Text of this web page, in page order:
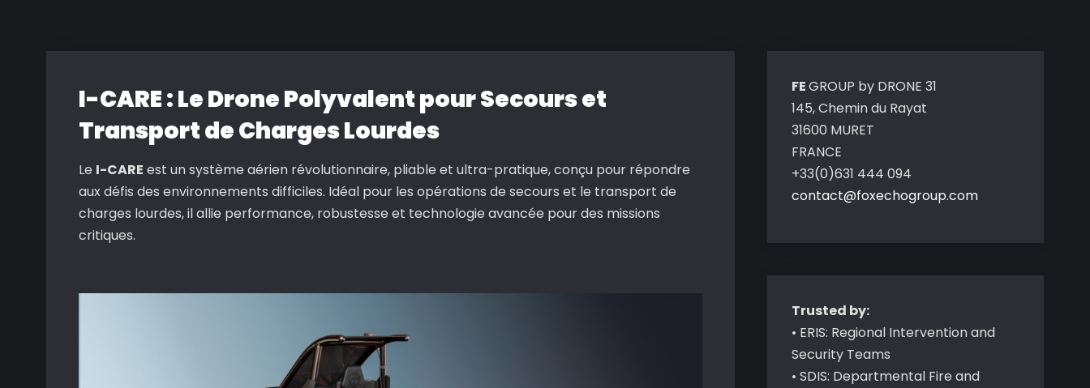
I-CARE : Le Drone Polyvalent pour Secours et
Transport de Charges Lourdes
Le I-CARE est un système aérien révolutionnaire, pliable et ultra-pratique, conçu pour répondre
aux défis des environnements difficiles. Idéal pour les opérations de secours et le transport de
charges lourdes, il allie performance, robustesse et technologie avancée pour des missions
critiques.
FEGROUP by DRONE 31
145, Chemin du Rayat
31600 MURET
FRANCE
+33(0)631 444 094
contact@foxechogroup.com
Trusted by:
• ERIS: Regional Intervention and
Security Teams
• SDIS: Departmental Fire and